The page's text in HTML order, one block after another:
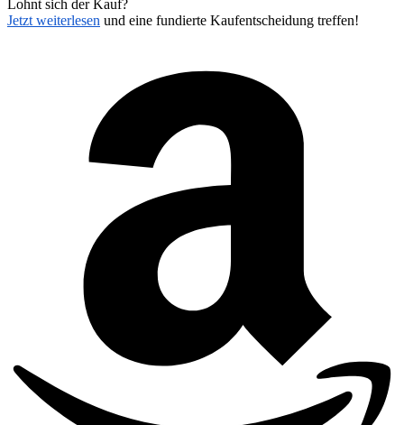
Lohnt sich der Kauf?
Jetzt weiterlesen und eine fundierte Kaufentscheidung treffen!